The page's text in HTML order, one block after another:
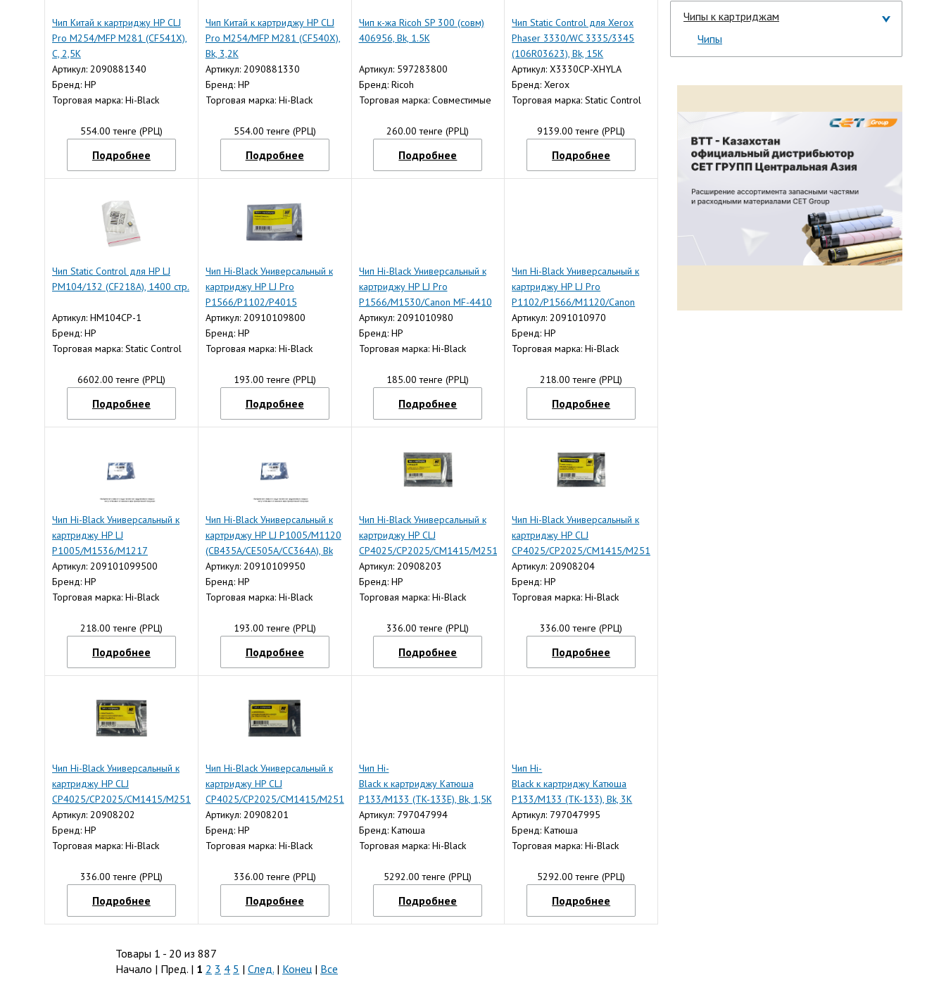
Чип Китай к картриджу HP CLJ
Pro M254/MFP M281 (CF541X),
C, 2,5K
Артикул: 2090881340
Бренд: HP
Торговая марка: Hi-Black
554.00 тенге (РРЦ)
Подробнее
Чип Китай к картриджу HP CLJ
Pro M254/MFP M281 (CF540X),
Bk, 3,2K
Артикул: 2090881330
Бренд: HP
Торговая марка: Hi-Black
554.00 тенге (РРЦ)
Подробнее
Чип к-жа Ricoh SP 300 (совм)
406956, Bk, 1.5K
Артикул: 597283800
Бренд: Ricoh
Торговая марка: Совместимые
260.00 тенге (РРЦ)
Подробнее
Чип Static Control для Xerox
Phaser 3330/WC 3335/3345
(106R03623), Bk, 15K
Артикул: X3330CP-XHYLA
Бренд: Xerox
Торговая марка: Static Control
9139.00 тенге (РРЦ)
Подробнее
Чип Static Control для HP LJ
PM104/132 (CF218A), 1400 стр.
Артикул: HM104CP-1
Бренд: HP
Торговая марка: Static Control
6602.00 тенге (РРЦ)
Подробнее
Чип Hi-Black Универсальный к
картриджу HP LJ Pro
P1566/P1102/P4015
(CE278A/CE505X/CC364X), Bk
Артикул: 20910109800
Бренд: HP
Торговая марка: Hi-Black
193.00 тенге (РРЦ)
Подробнее
Чип Hi-Black Универсальный к
картриджу HP LJ Pro
P1566/M1530/Canon MF-4410
(CE278A), Bk
Артикул: 2091010980
Бренд: HP
Торговая марка: Hi-Black
185.00 тенге (РРЦ)
Подробнее
Чип Hi-Black Универсальный к
картриджу HP LJ Pro
P1102/P1566/M1120/Canon
LBP-6000 (CE285A), Bk
Артикул: 2091010970
Бренд: HP
Торговая марка: Hi-Black
218.00 тенге (РРЦ)
Подробнее
Чип Hi-Black Универсальный к
картриджу HP LJ
P1005/M1536/M1217
(CB435A/CE505A/CC364A), Bk
Артикул: 209101099500
Бренд: HP
Торговая марка: Hi-Black
218.00 тенге (РРЦ)
Подробнее
Чип Hi-Black Универсальный к
картриджу HP LJ P1005/M1120
(CB435A/CE505A/CC364A), Bk
Артикул: 20910109950
Бренд: HP
Торговая марка: Hi-Black
193.00 тенге (РРЦ)
Подробнее
Чип Hi-Black Универсальный к
картриджу HP CLJ
CP4025/CP2025/CM1415/M251
(CE323A/CC533A), M
Артикул: 20908203
Бренд: HP
Торговая марка: Hi-Black
336.00 тенге (РРЦ)
Подробнее
Чип Hi-Black Универсальный к
картриджу HP CLJ
CP4025/CP2025/CM1415/M251
(CE322A/CC532), Y
Артикул: 20908204
Бренд: HP
Торговая марка: Hi-Black
336.00 тенге (РРЦ)
Подробнее
Чип Hi-Black Универсальный к
картриджу HP CLJ
CP4025/CP2025/CM1415/M251
(CE321A/CC531A), C
Артикул: 20908202
Бренд: HP
Торговая марка: Hi-Black
336.00 тенге (РРЦ)
Подробнее
Чип Hi-Black Универсальный к
картриджу HP CLJ
CP4025/CP2025/CM1415/M251
(CE320A/CC530A), Bk
Артикул: 20908201
Бренд: HP
Торговая марка: Hi-Black
336.00 тенге (РРЦ)
Подробнее
Чип Hi-
Black к картриджу Катюша
P133/M133 (TK-133E), Bk, 1,5K
Артикул: 797047994
Бренд: Катюша
Торговая марка: Hi-Black
5292.00 тенге (РРЦ)
Подробнее
Чип Hi-
Black к картриджу Катюша
P133/M133 (TK-133), Bk, 3K
Артикул: 797047995
Бренд: Катюша
Торговая марка: Hi-Black
5292.00 тенге (РРЦ)
Подробнее
Товары 1 - 20 из 887
Начало | Пред. | 1 2 3 4 5 | След. | Конец | Все
Чипы к картриджам
Чипы